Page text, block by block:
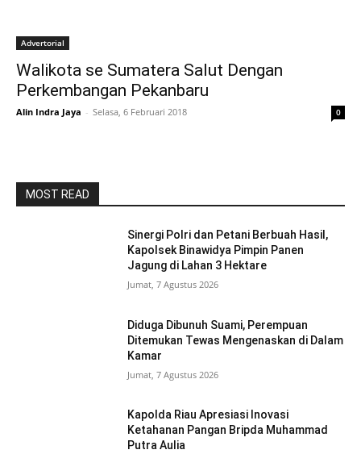
Advertorial
Walikota se Sumatera Salut Dengan
Perkembangan Pekanbaru
Alin Indra Jaya - Selasa, 6 Februari 2018 0
MOST READ
Sinergi Polri dan Petani Berbuah Hasil,
Kapolsek Binawidya Pimpin Panen
Jagung di Lahan 3 Hektare
Jumat, 7 Agustus 2026
Diduga Dibunuh Suami, Perempuan
Ditemukan Tewas Mengenaskan di Dalam
Kamar
Jumat, 7 Agustus 2026
Kapolda Riau Apresiasi Inovasi
Ketahanan Pangan Bripda Muhammad
Putra Aulia